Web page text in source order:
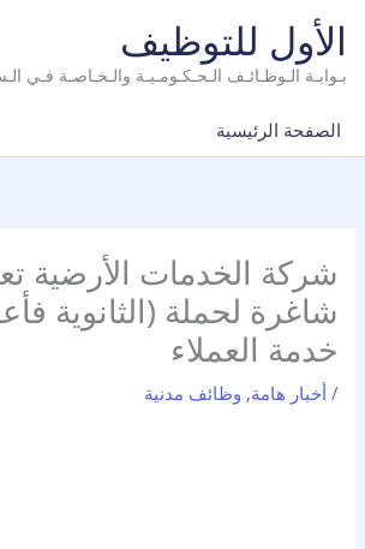
content
الأول للتوظيف
بـوابـة الـوظـائـف الـحـكـومـيـة والـخـاصـة فـي
الصفحة الرئيسية
شركة الخدمات الأرضية
شاغرة لحملة (الثانوية
خدمة العملاء
/أخبار هامة, وظائف مدنية